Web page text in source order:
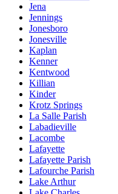
Jena
Jennings
Jonesboro
Jonesville
Kaplan
Kenner
Kentwood
Killian
Kinder
Krotz Springs
La Salle Parish
Labadieville
Lacombe
Lafayette
Lafayette Parish
Lafourche Parish
Lake Arthur